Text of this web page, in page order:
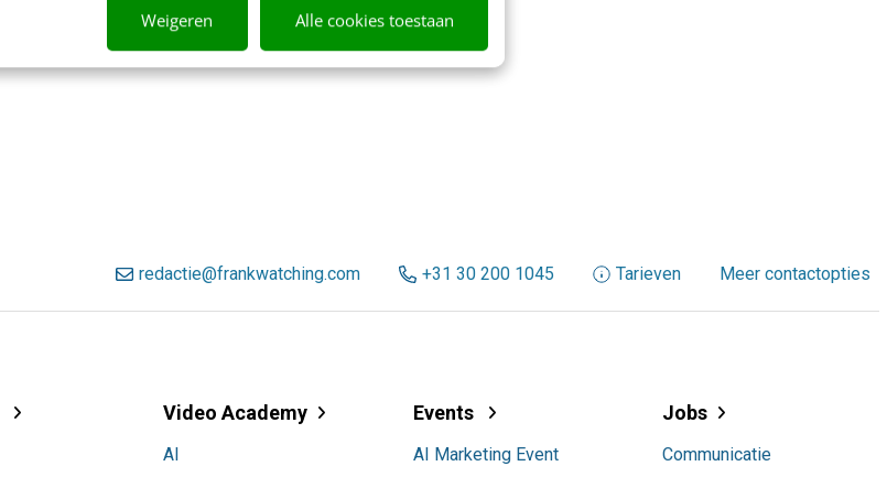
Weigeren Alle cookies toestaan
redactie@frankwatching.com +31 30 200 1045 Tarieven Meer contactopties
Video Academy
AI
Events
AI Marketing Event
Jobs
Communicatie